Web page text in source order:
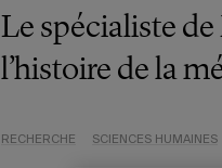
Le spécialiste
l’histoire de la
RECHERCHE SCIENCES HUMAINES